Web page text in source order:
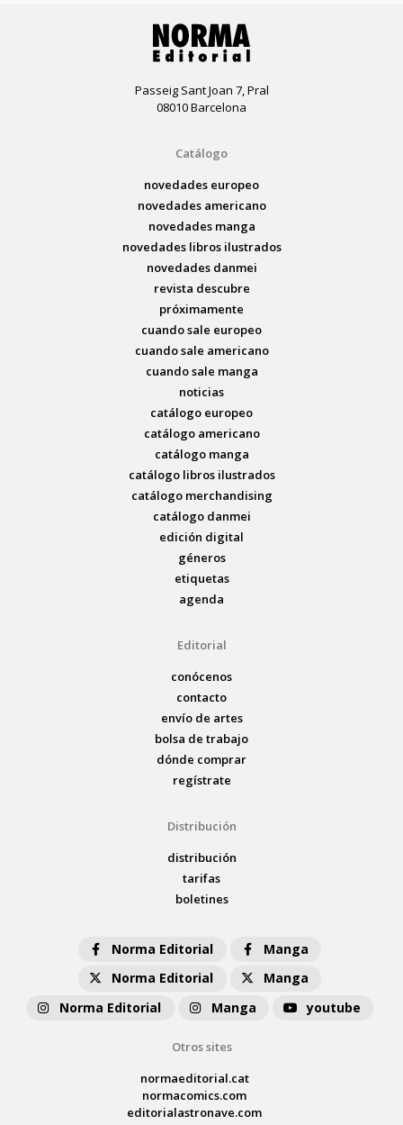
Passeig Sant Joan 7, Pral
08010 Barcelona
Catálogo
novedades europeo
novedades americano
novedades manga
novedades libros ilustrados
novedades danmei
revista descubre
próximamente
cuando sale europeo
cuando sale americano
cuando sale manga
noticias
catálogo europeo
catálogo americano
catálogo manga
catálogo libros ilustrados
catálogo merchandising
catálogo danmei
edición digital
géneros
etiquetas
agenda
Editorial
conócenos
contacto
envío de artes
bolsa de trabajo
dónde comprar
regístrate
Distribución
distribución
tarifas
boletines
Norma Editorial
Manga
Norma Editorial
Manga
Norma Editorial
Manga youtube
Otros sites
normaeditorial.cat
normacomics.com
editorialastronave.com